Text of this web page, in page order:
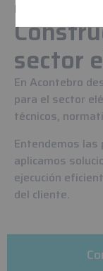
Inicio
sector
En Acontebro
para el sector
técnicos,
Entendemos
aplicamos
ejecución
del cliente.